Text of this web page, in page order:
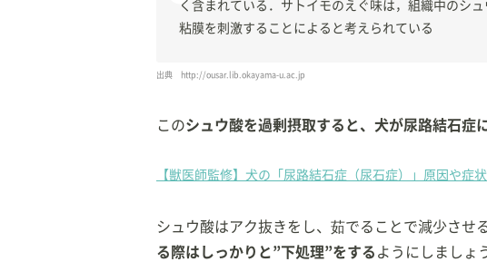
く含まれている．サトイモのえぐ味は，組織中のシ
粘膜を刺激することによると考えられている
出典 http://ousar.lib.okayama-u.ac.jp
このシュウ酸を過剰摂取すると、犬が尿路結石症
【獣医師監修】犬の「尿路結石症（尿石症）」原因や症
シュウ酸はアク抜きをし、茹でることで減少させ
る際はしっかりと”下処理”をする ようにしましょ